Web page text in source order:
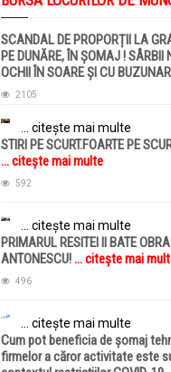
SCANDAL DE PROPORȚII LA
PE DUNĂRE, ÎN ȘOMAJ ! SÂRBII
OCHII ÎN SOARE ȘI CU
citește mai multe
2105
... citește mai multe
STIRI PE SCURT.FOARTE PE
... citește mai multe
592
... citește mai multe
PRIMARUL RESITEI II BATE
ANTONESCU!... citește mai
496
... citește mai multe
Cum pot beneficia de șomaj
firmelor a căror activitate este